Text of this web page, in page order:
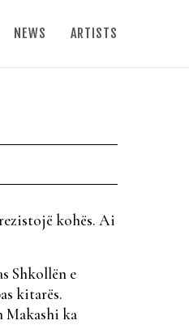
NEWS ARTISTS
kohës. Ai
Shkollën e
kitarës.
Makashi ka